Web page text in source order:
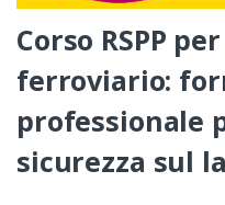
Corso RSPP
ferroviario:
professionale
sicurezza sul